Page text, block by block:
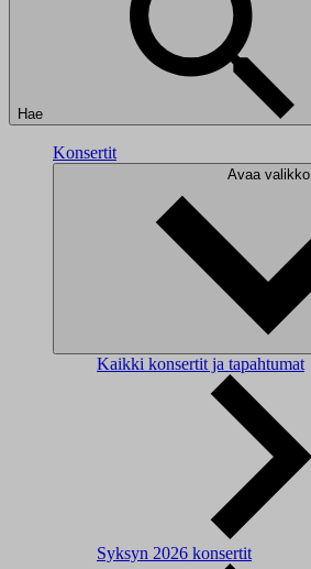
Hae
Konsertit
Avaa valikko
Kaikki konsertit ja tapahtumat
Syksyn 2026 konsertit